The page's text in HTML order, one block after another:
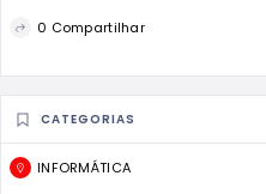
0 Compartilhar
CATEGORIAS
INFORMÁTICA